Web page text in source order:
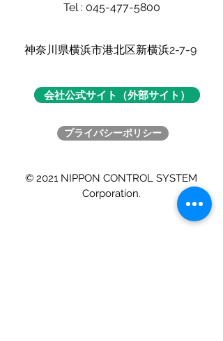
Tel : 045-477-5800
​神奈川県横浜市港北区新横浜2-7-9
会社公式サイト（外部サイト）
プライバシーポリシー
© 2021 NIPPON CONTROL SYSTEM
Corporation.